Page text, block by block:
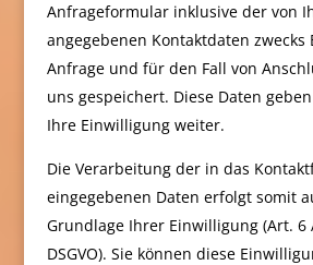
Anfrageformular inklusive der von
angegebenen Kontaktdaten
Anfrage und für den Fall von
uns gespeichert. Diese Daten
Ihre Einwilligung weiter.
Die Verarbeitung der in das
eingegebenen Daten erfolgt somit
Grundlage Ihrer Einwilligung (Art. 6
DSGVO). Sie können diese